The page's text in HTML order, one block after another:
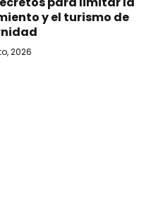
y el turismo de
2026